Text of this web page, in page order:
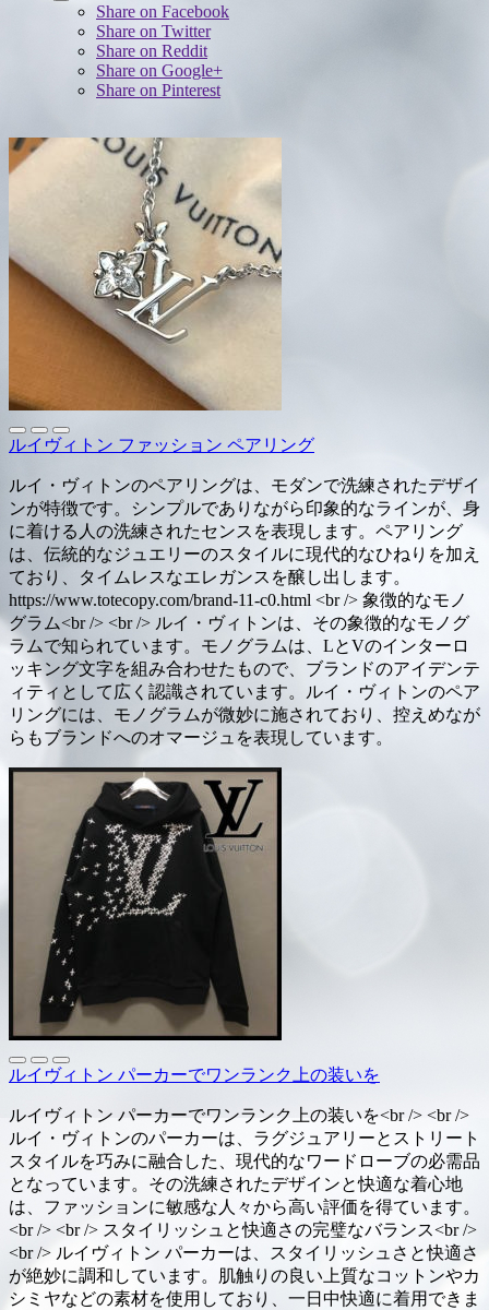
Share on Facebook
Share on Twitter
Share on Reddit
Share on Google+
Share on Pinterest
ルイヴィトン ファッション ペアリング
ルイ・ヴィトンのペアリングは、モダンで洗練されたデザイ
ンが特徴です。シンプルでありながら印象的なラインが、身
に着ける人の洗練されたセンスを表現します。ペアリング
は、伝統的なジュエリーのスタイルに現代的なひねりを加え
ており、タイムレスなエレガンスを醸し出します。
https://www.totecopy.com/brand-11-c0.html <br /> 象徴的なモノ
グラム<br /> <br /> ルイ・ヴィトンは、その象徴的なモノグ
ラムで知られています。モノグラムは、LとVのインターロ
ッキング文字を組み合わせたもので、ブランドのアイデンテ
ィティとして広く認識されています。ルイ・ヴィトンのペア
リングには、モノグラムが微妙に施されており、控えめなが
らもブランドへのオマージュを表現しています。
ルイヴィトン パーカーでワンランク上の装いを
ルイヴィトン パーカーでワンランク上の装いを<br /> <br />
ルイ・ヴィトンのパーカーは、ラグジュアリーとストリート
スタイルを巧みに融合した、現代的なワードローブの必需品
となっています。その洗練されたデザインと快適な着心地
は、ファッションに敏感な人々から高い評価を得ています。
<br /> <br /> スタイリッシュと快適さの完璧なバランス<br />
<br /> ルイヴィトン パーカーは、スタイリッシュさと快適さ
が絶妙に調和しています。肌触りの良い上質なコットンやカ
シミヤなどの素材を使用しており、一日中快適に着用できま